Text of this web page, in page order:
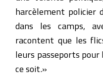
harcèlement policier
dans les camps,
racontent que les
leurs passeports pour
ce soit.»